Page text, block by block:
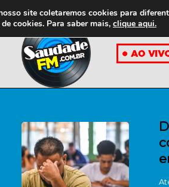
site coletaremos cookies para
cookies. Para saber mais, clique aqui.